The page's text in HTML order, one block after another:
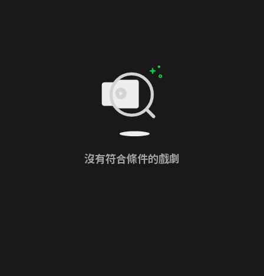
沒有符合條件的戲劇